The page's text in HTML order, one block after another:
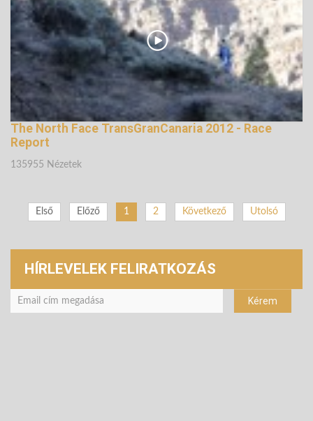
The North Face TransGranCanaria 2012 - Race
Report
135955 Nézetek
Első Előző 1 2 Következő Utolsó
HÍRLEVELEK FELIRATKOZÁS